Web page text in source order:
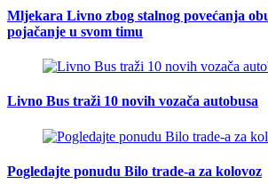
Mljekara Livno zbog stalnog povećanja
pojačanje u svom timu
Livno Bus traži 10 novih vozača autobusa
Pogledajte ponudu Bilo trade-a za kolovoz